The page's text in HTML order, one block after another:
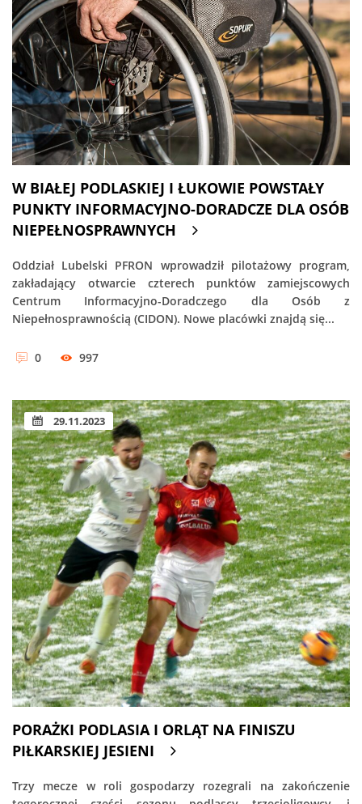
W BIAŁEJ PODLASKIEJ I ŁUKOWIE POWSTAŁY
PUNKTY INFORMACYJNO-DORADCZE DLA OSÓB
NIEPEŁNOSPRAWNYCH
Oddział Lubelski PFRON wprowadził pilotażowy program,
zakładający otwarcie czterech punktów zamiejscowych
Centrum Informacyjno-Doradczego dla Osób z
Niepełnosprawnością (CIDON). Nowe placówki znajdą się...
0 997
29.11.2023
PORAŻKI PODLASIA I ORLĄT NA FINISZU
PIŁKARSKIEJ JESIENI
Trzy mecze w roli gospodarzy rozegrali na zakończenie